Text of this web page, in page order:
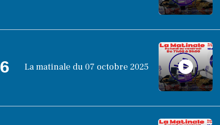
6 La matinale du 07 octobre 2025